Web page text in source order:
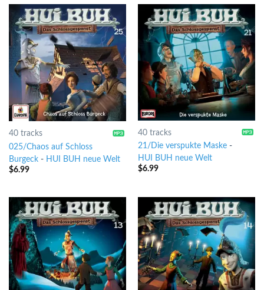
40 tracks
025/Chaos auf Schloss
Burgeck- HUI BUH neue Welt
$6.99
40 tracks
21/Die verspukte Maske-
HUI BUH neue Welt
$6.99